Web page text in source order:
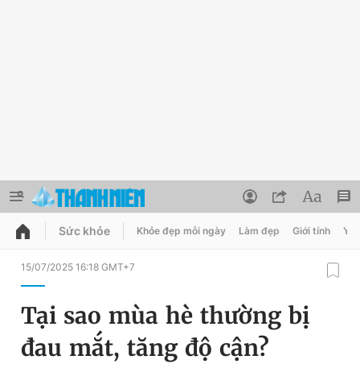
QUẢNG CÁO ĐẶT BÁO
Chuyên mục
Đổi mật khẩu
Tin đã lưu
Sức khỏe Khỏe đẹp mỗi ngày Làm đẹp Giới tính Y
15/07/2025 16:18 GMT+7
Tại sao mùa hè thường bị
đau mắt, tăng độ cận?